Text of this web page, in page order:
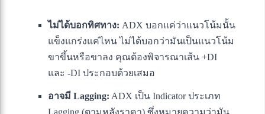
ไม่ได้บอกทิศทาง: ADX บอกแค่ว่าแนวโน้มนั้น
แข็งแกร่งแค่ไหน ไม่ได้บอกว่ามันเป็นแนวโน้ม
ขาขึ้นหรือขาลง คุณต้องพิจารณาเส้น +DI
และ -DI ประกอบด้วยเสมอ
อาจมี Lagging: ADX เป็น Indicator ประเภท
Lagging (ตามหลังราคา) ซึ่งหมายความว่ามัน